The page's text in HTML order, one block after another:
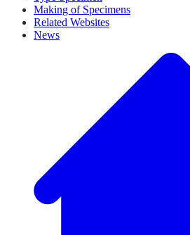
Making of Specimens
Related Websites
News